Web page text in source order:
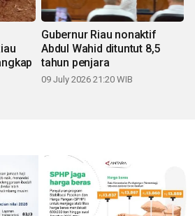
Gubernur Riau nonaktif
Abdul Wahid dituntut 8,5
tahun penjara
09 July 2026 21:20 WIB